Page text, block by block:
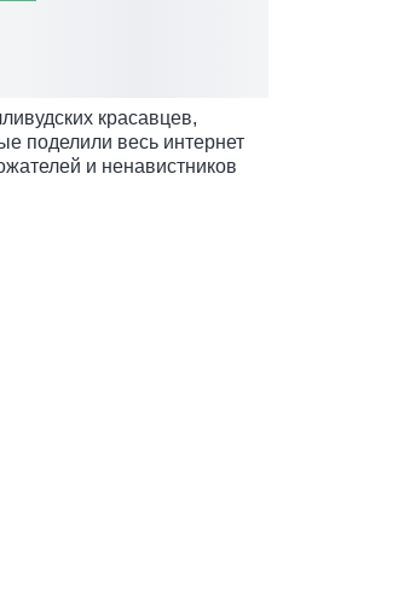
красавцев,
поделили весь интернет
и ненавистников